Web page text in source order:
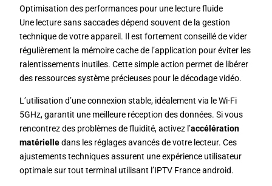
Optimisation des performances pour une lecture fluide
Une lecture sans saccades dépend souvent de la gestion
technique de votre appareil. Il est fortement conseillé de vider
régulièrement la mémoire cache de l’application pour éviter les
ralentissements inutiles. Cette simple action permet de libérer
des ressources système précieuses pour le décodage vidéo.
L’utilisation d’une connexion stable, idéalement via le Wi-Fi
5GHz, garantit une meilleure réception des données. Si vous
rencontrez des problèmes de fluidité, activez l’accélération
matérielledans les réglages avancés de votre lecteur. Ces
ajustements techniques assurent une expérience utilisateur
optimale sur tout terminal utilisant l’IPTV France android.